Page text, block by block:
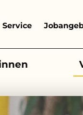
Service